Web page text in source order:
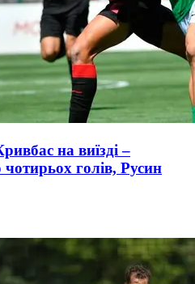
на виїзді –
голів, Русин